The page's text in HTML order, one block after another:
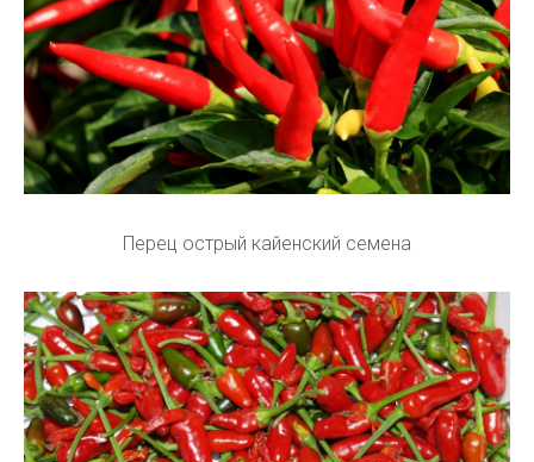
Перец острый кайенский семена